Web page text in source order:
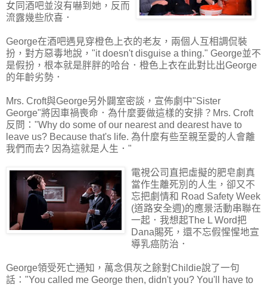
女同酒吧並沒有嚇到她，反而
流露幾些欣喜．
George在酒吧遇見穿橙色上衣的老友，兩個人互相調侃裝
扮，對方惡毒地說，"it doesn't disguise a thing." George並不
是假扮，根本就是胖胖的哈台．橙色上衣在此對比出George
的年齡劣勢．
Mrs. Croft與George另外闢室密談，宣佈劇中"Sister
George"將因車禍喪命．為什麼要做這樣的安排？Mrs. Croft
反問："Why do some of our nearest and dearest have to
leave us? Because that's life. 為什麼有些至親至愛的人會離
我們而去? 因為這就是人生．"
電視公司直把虛擬的肥皂劇真
當作生離死別的人生，卻又不
忘把劇情和 Road Safety Week
(道路安全週)的應景活動串聯在
一起．我想起The L Word把
Dana賜死，還不忘假惺惺地宣
導乳癌防治．
George領受死亡通知，萬念俱灰之餘對Childie說了一句
話："You called me George then, didn't you? You'll have to